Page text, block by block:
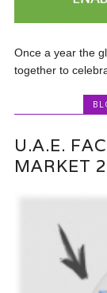
Once a year the
together to
U.A.E.
MARKET